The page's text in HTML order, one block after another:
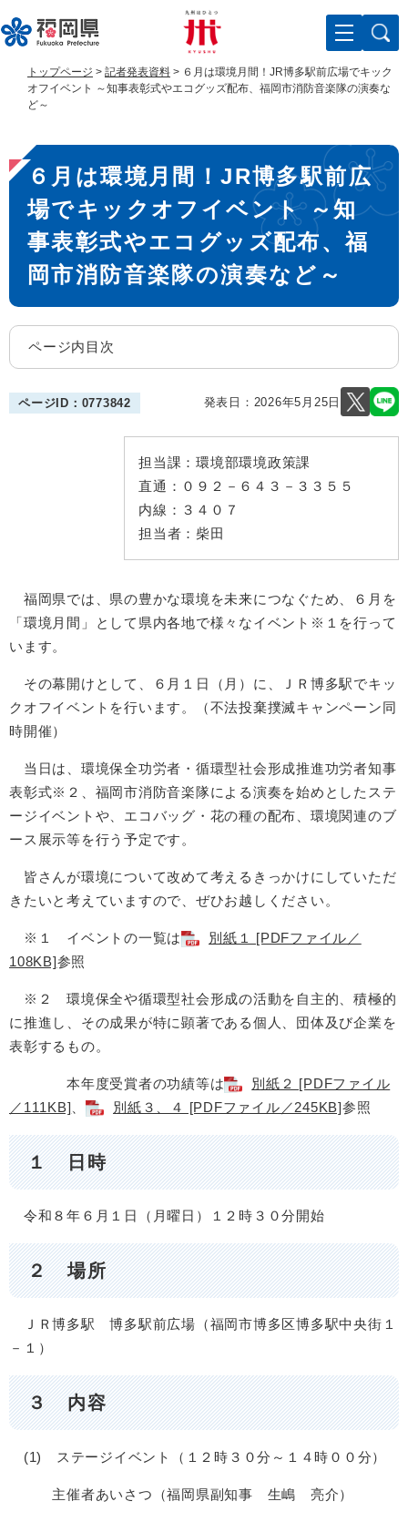
ー
ジ
。
ニ
ュ
て
本
トップページ > 記者発表資料 > ６月は環境月間！JR博多駅前広場でキック
オフイベント ～知事表彰式やエコグッズ配布、福岡市消防音楽隊の演奏な
ど～
本
文
６月は環境月間！JR博多駅前広
場でキックオフイベント ～知
事表彰式やエコグッズ配布、福
岡市消防音楽隊の演奏など～
ページ内目次
ページID：0773842 発表日： 2026年5月25日
担当課： 環境部環境政策課
直通： ０９２－６４３－３３５５
内線： ３４０７
担当者： 柴田
福岡県では、県の豊かな環境を未来につなぐため、６月を
「環境月間」として県内各地で様々なイベント ※１ を行って
います。
その幕開けとして、６月１日（月）に、ＪＲ博多駅でキッ
クオフイベントを行います。（不法投棄撲滅キャンペーン同
時開催）
当日は、環境保全功労者・循環型社会形成推進功労者知事
表彰式※２、福岡市消防音楽隊による演奏を始めとしたステ
ージイベントや、エコバッグ・花の種の配布、環境関連のブ
ース展示等を行う予定です。
皆さんが環境について改めて考えるきっかけにしていただ
きたいと考えていますので、ぜひお越しください。
※１ イベントの一覧は
別紙１ [PDFファイル／
108KB]参照
※２ 環境保全や循環型社会形成の活動を自主的、積極的
に推進し、その成果が特に顕著である個人、団体及び企業を
表彰するもの。
本年度受賞者の功績等は
別紙２ [PDFファイル
／111KB]
別紙３、４ [PDFファイル／245KB]参照
１ 日時
令和８年６月１日（月曜日）１２時３０分開始
２ 場所
ＪＲ博多駅 博多駅前広場（福岡市博多区博多駅中央街１
－１）
３ 内容
(1) ステージイベント（１２時３０分～１４時００分）
主催者あいさつ（福岡県副知事 生嶋 亮介）